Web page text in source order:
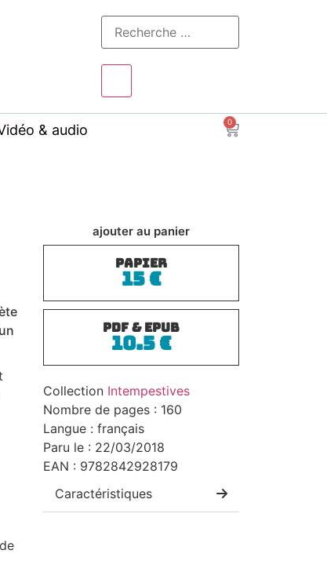
& audio 0
ajouter au panier
PAPIER
15€
PDF & EPUB
10.5€
Collection Intempestives
Nombre de pages : 160
Langue : français
Paru le : 22/03/2018
EAN : 9782842928179
Caractéristiques